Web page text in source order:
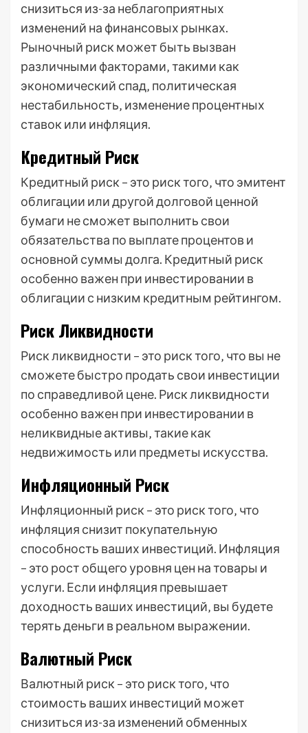
снизиться из-за неблагоприятных
изменений на финансовых рынках.
Рыночный риск может быть вызван
различными факторами‚ такими как
экономический спад‚ политическая
нестабильность‚ изменение процентных
ставок или инфляция.
Кредитный Риск
Кредитный риск – это риск того‚ что эмитент
облигации или другой долговой ценной
бумаги не сможет выполнить свои
обязательства по выплате процентов и
основной суммы долга. Кредитный риск
особенно важен при инвестировании в
облигации с низким кредитным рейтингом.
Риск Ликвидности
Риск ликвидности – это риск того‚ что вы не
сможете быстро продать свои инвестиции
по справедливой цене. Риск ликвидности
особенно важен при инвестировании в
неликвидные активы‚ такие как
недвижимость или предметы искусства.
Инфляционный Риск
Инфляционный риск – это риск того‚ что
инфляция снизит покупательную
способность ваших инвестиций. Инфляция
– это рост общего уровня цен на товары и
услуги. Если инфляция превышает
доходность ваших инвестиций‚ вы будете
терять деньги в реальном выражении.
Валютный Риск
Валютный риск – это риск того‚ что
стоимость ваших инвестиций может
снизиться из-за изменений обменных